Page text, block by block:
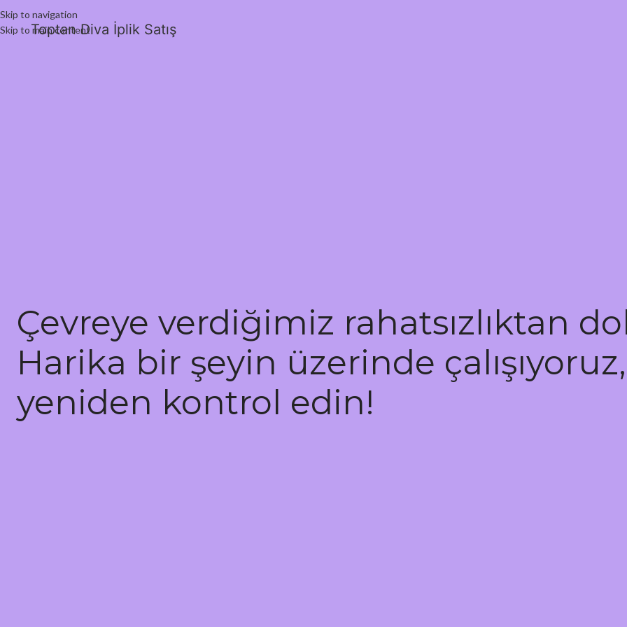
Skip to navigation
Skip to main content
Toptan Diva İplik Satış
Çevreye verdiğimiz rahatsızlıktan
Harika bir şeyin üzerinde
yeniden kontrol edin!